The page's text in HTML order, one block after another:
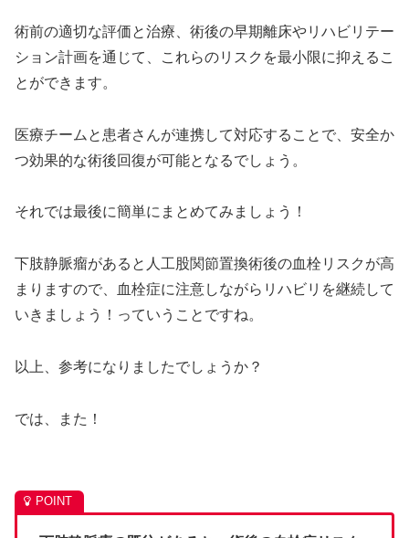
術前の適切な評価と治療、術後の早期離床やリハビリテー
ション計画を通じて、これらのリスクを最小限に抑えるこ
とができます。
医療チームと患者さんが連携して対応することで、安全か
つ効果的な術後回復が可能となるでしょう。
それでは最後に簡単にまとめてみましょう！
下肢静脈瘤があると人工股関節置換術後の血栓リスクが高
まりますので、血栓症に注意しながらリハビリを継続して
いきましょう！っていうことですね。
以上、参考になりましたでしょうか？
では、また！